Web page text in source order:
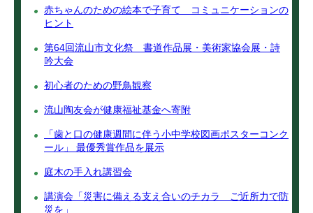
赤ちゃんのための絵本で子育て コミュニケーションの
ヒント
第64回流山市文化祭 書道作品展・美術家協会展・詩
吟大会
初心者のための野鳥観察
流山陶友会が健康福祉基金へ寄附
「歯と口の健康週間に伴う小中学校図画ポスターコンク
ール」 最優秀賞作品を展示
庭木の手入れ講習会
講演会「災害に備える支え合いのチカラ ご近所力で防
災を」